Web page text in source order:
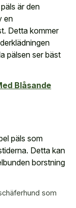
är den
en
Detta kommer
pälsen ser bäst
Blåsande
päls som
Detta kan
borstning
som